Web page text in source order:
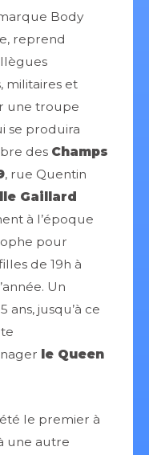
Body
reprend
militaires et
une troupe
se produira
des Champs
, rue Quentin
Gaillard
à l’époque
pour
de 19h à
Un
ans, jusqu’à ce
le Queen
le premier à
une autre